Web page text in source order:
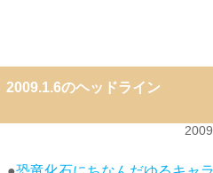
2009.1.6のヘッドライン